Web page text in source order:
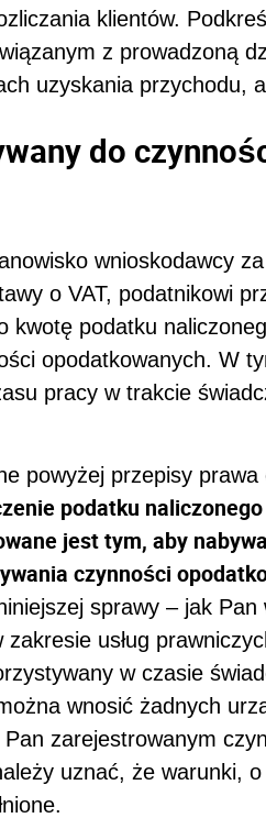
klientów.
z prowadzoną
uzyskania przychodu,
do
wnioskodawcy
o VAT, podatnikowi
kwotę podatku
opodatkowanych. W
pracy w trakcie
powyżej przepisy
podatku
jest tym, aby
czynności
sprawy – jak Pan
zakresie usług
w czasie
wnosić żadnych
zarejestrowanym
uznać, że warunki,